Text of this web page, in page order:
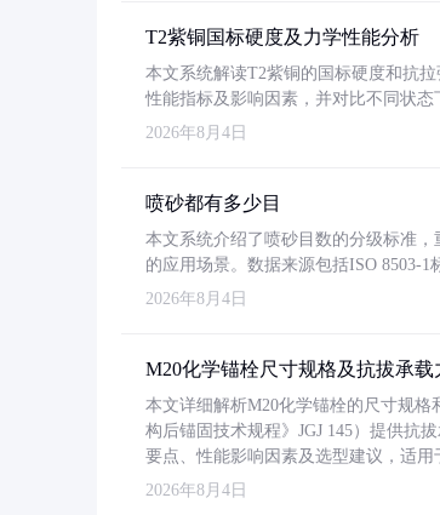
T2紫铜国标硬度及力学性能分析
本文系统解读T2紫铜的国标硬度和抗
性能指标及影响因素，并对比不同状态
2026年8月4日
喷砂都有多少目
本文系统介绍了喷砂目数的分级标准，
的应用场景。数据来源包括ISO 8503-
2026年8月4日
M20化学锚栓尺寸规格及抗拔承载
本文详细解析M20化学锚栓的尺寸规
构后锚固技术规程》JGJ 145）提供抗
要点、性能影响因素及选型建议，适用
2026年8月4日